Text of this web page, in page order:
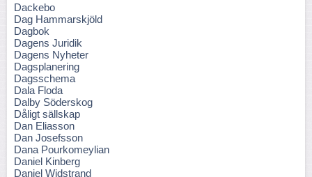
Dackebo
Dag Hammarskjöld
Dagbok
Dagens Juridik
Dagens Nyheter
Dagsplanering
Dagsschema
Dala Floda
Dalby Söderskog
Dåligt sällskap
Dan Eliasson
Dan Josefsson
Dana Pourkomeylian
Daniel Kinberg
Daniel Widstrand